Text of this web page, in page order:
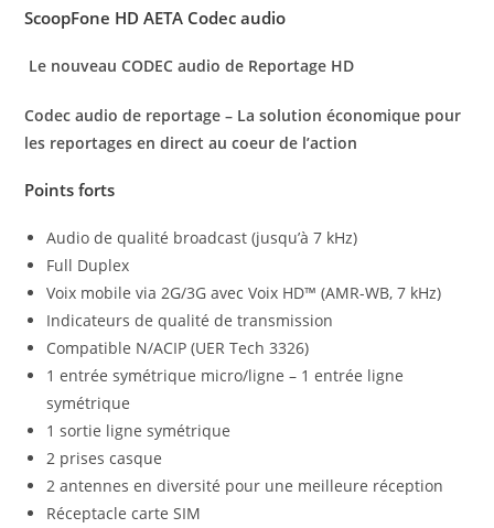
ScoopFone HD AETA Codec audio
Le nouveau CODEC audio de Reportage HD
Codec audio de reportage – La solution économique pour
les reportages en direct au coeur de l’action
Points forts
Audio de qualité broadcast (jusqu’à 7 kHz)
Full Duplex
Voix mobile via 2G/3G avec Voix HD™ (AMR-WB, 7 kHz)
Indicateurs de qualité de transmission
Compatible N/ACIP (UER Tech 3326)
1 entrée symétrique micro/ligne – 1 entrée ligne
symétrique
1 sortie ligne symétrique
2 prises casque
2 antennes en diversité pour une meilleure réception
Réceptacle carte SIM